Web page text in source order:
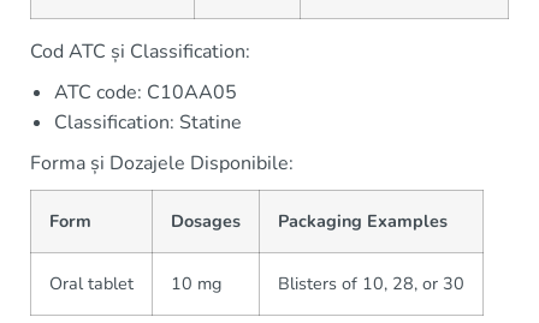
Cod ATC și Classification:
ATC code: C10AA05
Classification: Statine
Forma și Dozajele Disponibile:
Form Dosages Packaging Examples
Oral tablet 10 mg Blisters of 10, 28, or 30